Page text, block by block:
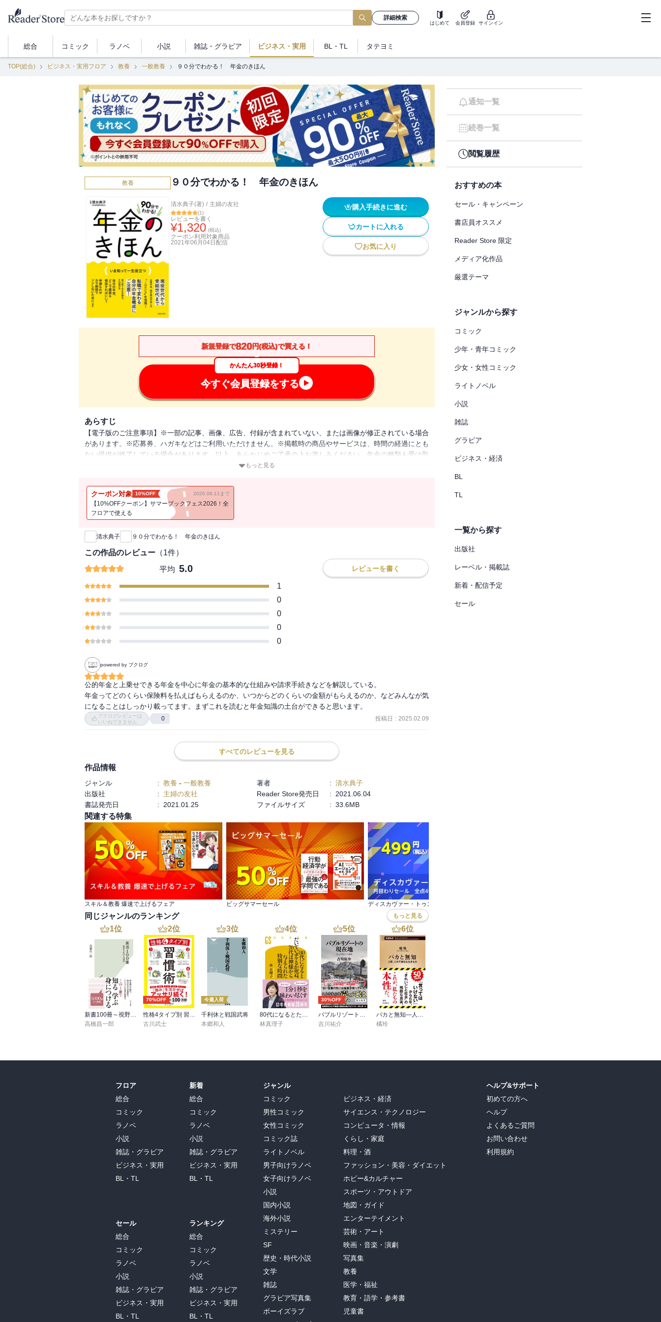
詳細検索
はじめて 会員登録 サインイン
総合 コミック ラノベ 小説 雑誌・ グラビア ビジネス ・実用 BL・TL タテヨミ
TOP(総合) ビジネス・実用フロア 教養 一般教養 ９０分でわかる！ 年金のきほん
教養 ９０分でわかる！ 年金のきほん
清水典子(著) / 主婦の友社
(1)
レビューを書く
¥1,320 (税込)
クーポン利用対象商品
2021年06月04日 配信
購入手続きに進む
カートに入れる
お気に入り
新規登録で820円(税込)で買える！
かんたん30秒登録！
今すぐ会員登録をする
あらすじ
【電子版のご注意事項】※一部の記事、画像、広告、付録が含まれていない、または画像が修正されている場合
があります。※応募券、ハガキなどはご利用いただけません。※掲載時の商品やサービスは、時間の経過にとも
ない提供が終了している場合があります。以上、あらかじめご了承の上お楽しみください。年金の種類も受け取
り方も多様化しているいま、知っておきたい基礎知識、ややこしい用語などをわかりやすく解説。老後の備えと
受け取りたいものです。年金の種類と自分の年金構成、そして自分に合った受け取り方などがわかるよう、年金
にまつわる基礎知識、用語、仕組みなどについて解説します。清水 典子（シミズノリコ）：社会保険労務士、
年金アドバイザー。2003年開業「オフィス・椿」所長。年金分野に特化した社会保険労務士として2万件を超え
る年金請求、調査等の実績をもつ。「障害ねんきん相談室」を開設。複雑な障害年金の代理請求に取り組む。
「複雑な年金制度をわかりやすくお話する」をモットーに活躍中。『図解いちばん親切な年金の本 20-21年版』
（ナツメ社）監修のほか、年金セミナー多数開催。
もっと見る
クーポン対象 10%OFF 2026.08.11まで
【10%OFFクーポン】サマーブックフェス2026！全
フロアで使える
新刊通知
清水典子 ９０分でわかる！ 年金のきほん
この作品のレビュー （1件）
平均 5.0 レビューを書く
1
0
0
0
0
powered by ブクログ
公的年金と上乗せできる年金を中心に年金の基本的な仕組みや請求手続きなどを解説している。
年金ってどのくらい保険料を払えばもらえるのか、いつからどのくらいの金額がもらえるのか、などみんなが気
になることはしっかり載ってます。まずこれを読むと年金知識の土台ができると思います。
ブクログレビューは
いいねできません
0 投稿日 : 2025.02.09
すべてのレビューを見る
作品情報
ジャンル : 教養 - 一般教養 著者 : 清水典子
出版社
: 主婦の友社 Reader Store発売日 :
2021.06.04
書誌発売日
: 2021.01.25 ファイルサイズ : 33.6MB
関連する特集
スキル＆教養 爆速で上げるフェア ビッグサマーセール
同じジャンルのランキング もっと見る
1位
新書100冊～視野を広げる読書～
高橋昌一郎
2位
70%OFF
性格4タイプ別 習慣術
古川武士
3位
今週入荷
千利休と戦国武将
本郷和人
4位
80代になるとたいていボケるか死ぬ。70代は神様から与えられた特別な時間
林真理子
5位
30%OFF
バブルリゾートの現在地 区分所有という迷宮
吉川祐介
6位
バカと無知―人間、この不都合な生きもの―（新潮新書）
橘玲
通知一覧
続巻一覧
閲覧履歴
おすすめの本
セール・キャンペーン
書店員オススメ
Reader Store 限定
メディア化作品
厳選テーマ
ジャンルから探す
コミック
少年・青年コミック
少女・女性コミック
ライトノベル
小説
雑誌
グラビア
ビジネス・経済
BL
TL
一覧から探す
出版社
レーベル・掲載誌
新着・配信予定
セール
フロア
総合
コミック
ラノベ
小説
雑誌・グラビア
ビジネス・実用
BL・TL
セール
総合
コミック
ラノベ
小説
雑誌・グラビア
ビジネス・実用
BL・TL
新着
総合
コミック
ラノベ
小説
雑誌・グラビア
ビジネス・実用
BL・TL
ランキング
総合
コミック
ラノベ
小説
雑誌・グラビア
ビジネス・実用
BL・TL
ジャンル
コミック
男性コミック
女性コミック
コミック誌
ライトノベル
男子向けラノベ
女子向けラノベ
小説
国内小説
海外小説
ミステリー
SF
歴史・時代小説
文学
雑誌
グラビア写真集
ボーイズラブ
ビジネス・経済
サイエンス・テクノロジー
コンピュータ・情報
くらし・家庭
料理・酒
ファッション・美容・ダイエット
ホビー&カルチャー
スポーツ・アウトドア
地図・ガイド
エンターテイメント
芸術・アート
映画・音楽・演劇
写真集
教養
医学・福祉
教育・語学・参考書
児童書
ヘルプ&サポート
初めての方へ
ヘルプ
よくあるご質問
お問い合わせ
利用規約